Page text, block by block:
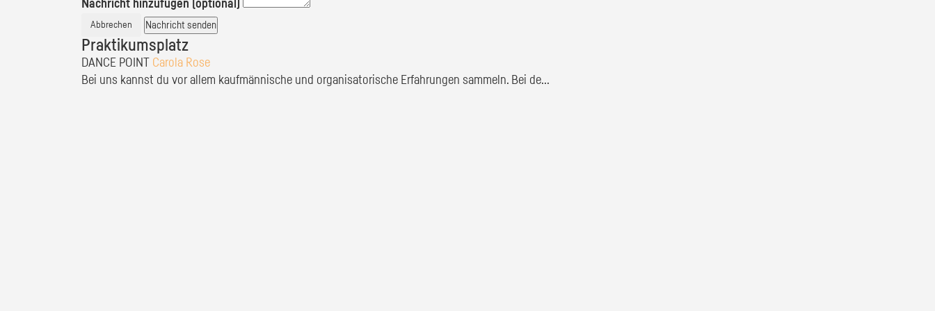
Nachricht hinzufügen (optional)
Abbrechen Nachricht senden
Praktikumsplatz
DANCE POINT
Carola Rose
Bei uns kannst du vor allem kaufmännische und organisatorische Erfahrungen sammeln. Bei de...